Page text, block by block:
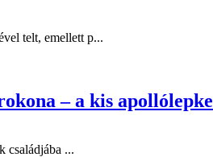
telt, emellett p...
– a kis apollólepke
családjába ...